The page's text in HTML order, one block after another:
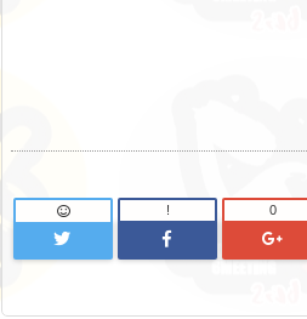
! 0